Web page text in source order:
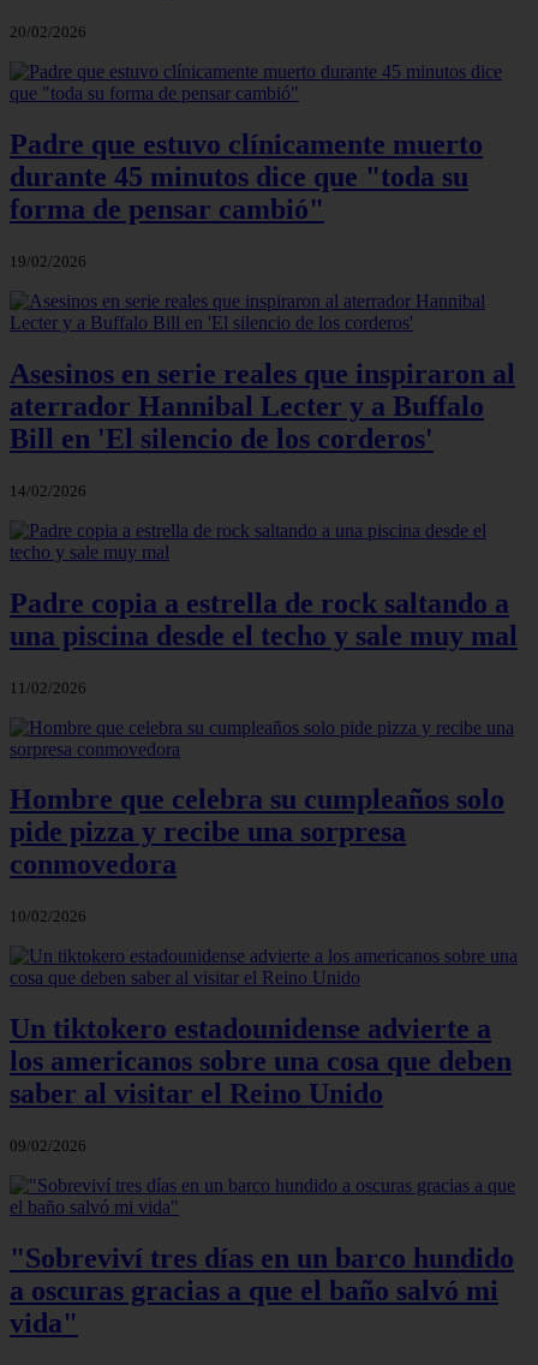
20/02/2026
Padre que estuvo clínicamente muerto
durante 45 minutos dice que "toda su
forma de pensar cambió"
19/02/2026
Asesinos en serie reales que inspiraron al
aterrador Hannibal Lecter y a Buffalo
Bill en 'El silencio de los corderos'
14/02/2026
Padre copia a estrella de rock saltando a
una piscina desde el techo y sale muy mal
11/02/2026
Hombre que celebra su cumpleaños solo
pide pizza y recibe una sorpresa
conmovedora
10/02/2026
Un tiktokero estadounidense advierte a
los americanos sobre una cosa que deben
saber al visitar el Reino Unido
09/02/2026
"Sobreviví tres días en un barco hundido
a oscuras gracias a que el baño salvó mi
vida"